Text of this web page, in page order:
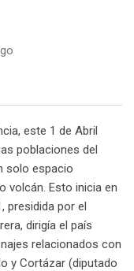
este 1 de Abril
poblaciones del
solo espacio
volcán. Esto inicia en
presidida por el
dirigía el país
relacionados con
y Cortázar (diputado